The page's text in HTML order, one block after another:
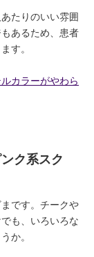
たりのいい雰囲
あるため、患者
す。
カラーがやわら
ク系スク
です。チークや
も、いろいろな
か。